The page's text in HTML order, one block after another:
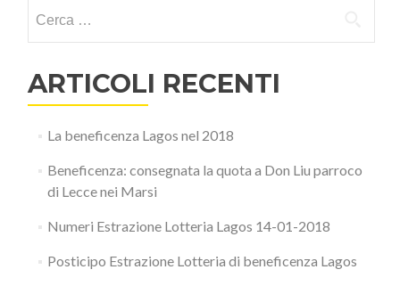
ARTICOLI RECENTI
La beneficenza Lagos nel 2018
Beneficenza: consegnata la quota a Don Liu parroco
di Lecce nei Marsi
Numeri Estrazione Lotteria Lagos 14-01-2018
Posticipo Estrazione Lotteria di beneficenza Lagos